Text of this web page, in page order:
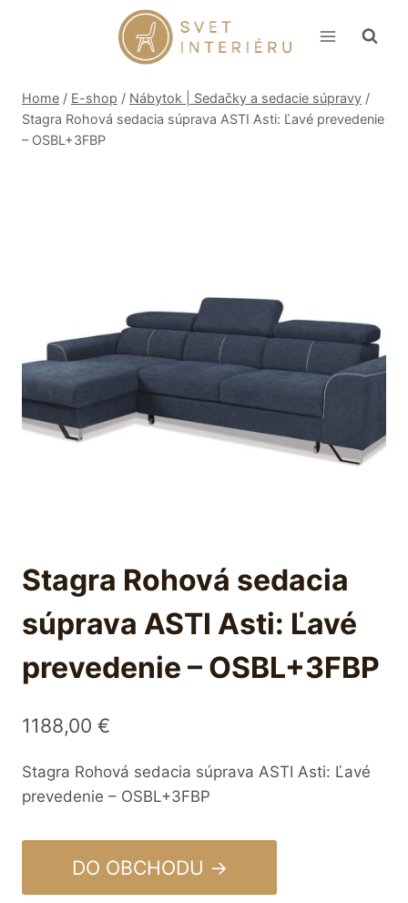
Home / E-shop / Nábytok | Sedačky a sedacie súpravy /
Stagra Rohová sedacia súprava ASTI Asti: Ľavé prevedenie
– OSBL+3FBP
Stagra Rohová sedacia
súprava ASTI Asti: Ľavé
prevedenie – OSBL+3FBP
1188,00 €
Stagra Rohová sedacia súprava ASTI Asti: Ľavé
prevedenie – OSBL+3FBP
DO OBCHODU →